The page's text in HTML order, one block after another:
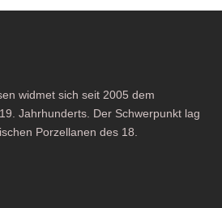
widmet sich seit 2005 dem
Jahrhunderts. Der Schwerpunkt lag
Porzellanen des 18.